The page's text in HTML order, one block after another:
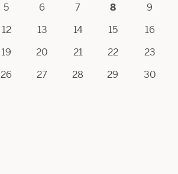
5 6 7 8
9
12 13 14 15
16
19 20 21 22
23
26 27 28 29
30